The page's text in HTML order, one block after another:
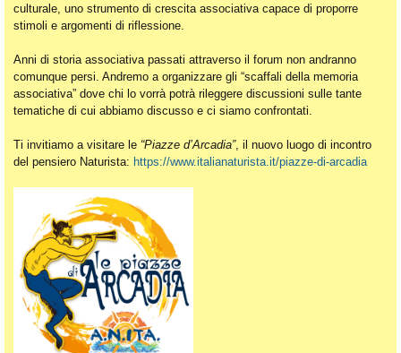
culturale, uno strumento di crescita associativa capace di proporre
stimoli e argomenti di riflessione.
Anni di storia associativa passati attraverso il forum non andranno
comunque persi. Andremo a organizzare gli “scaffali della memoria
associativa” dove chi lo vorrà potrà rileggere discussioni sulle tante
tematiche di cui abbiamo discusso e ci siamo confrontati.
Ti invitiamo a visitare le “Piazze d’Arcadia”, il nuovo luogo di incontro
del pensiero Naturista: https://www.italianaturista.it/piazze-di-arcadia